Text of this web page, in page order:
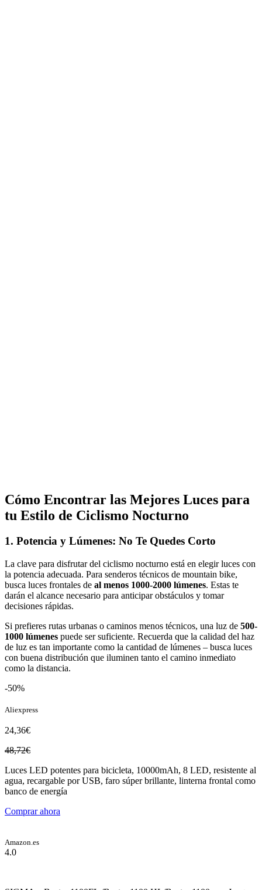
Cómo Encontrar las Mejores Luces para
tu Estilo de Ciclismo Nocturno
1. Potencia y Lúmenes: No Te Quedes Corto
La clave para disfrutar del ciclismo nocturno está en elegir luces con
la potencia adecuada. Para senderos técnicos de mountain bike,
busca luces frontales de al menos 1000-2000 lúmenes. Estas te
darán el alcance necesario para anticipar obstáculos y tomar
decisiones rápidas.
Si prefieres rutas urbanas o caminos menos técnicos, una luz de 500-
1000 lúmenes puede ser suficiente. Recuerda que la calidad del haz
de luz es tan importante como la cantidad de lúmenes – busca luces
con buena distribución que iluminen tanto el camino inmediato
como la distancia.
-50%
Aliexpress
24,36€
48,72€
Luces LED potentes para bicicleta, 10000mAh, 8 LED, resistente al
agua, recargable por USB, faro súper brillante, linterna frontal como
banco de energía
Comprar ahora
Amazon.es
4.0